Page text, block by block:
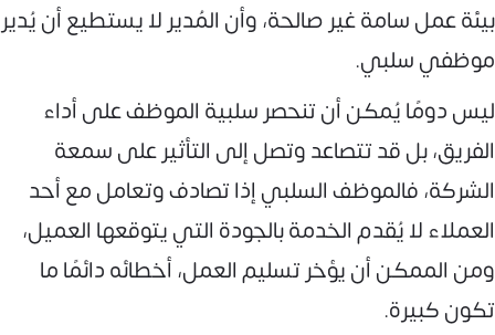
بيئة عمل سامة غير صالحة، وأن المُدير لا يستطيع أن يُدير
موظفي سلبي.
ليس دومًا يُمكن أن تنحصر سلبية الموظف على أداء
الفريق، بل قد تتصاعد وتصل إلى التأثير على سمعة
الشركة، فالموظف السلبي إذا تصادف وتعامل مع أحد
العملاء لا يُقدم الخدمة بالجودة التي يتوقعها العميل،
ومن الممكن أن يؤخر تسليم العمل، أخطائه دائمًا ما
تكون كبيرة.